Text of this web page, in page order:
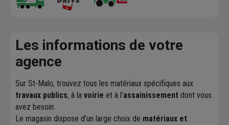
Les informations de votre
agence
Sur St-Malo, trouvez tous les matériaux spécifiques aux
travaux publics, à la voirie et à l’assainissement dont vous
avez besoin.
Le magasin dispose d’un large choix de matériaux et